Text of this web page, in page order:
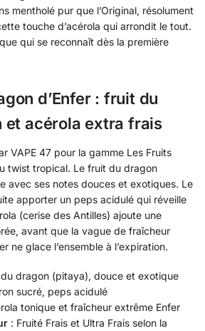
mentholé pur que l’Original, résolument
touche d’acérola qui arrondit le tout.
qui se reconnaît dès la première
d’Enfer : fruit du
et acérola extra frais
VAPE 47 pour la gamme Les Fruits
twist tropical. Le fruit du dragon
avec ses notes douces et exotiques. Le
apporter un peps acidulé qui réveille
(cerise des Antilles) ajoute une
avant que la vague de fraîcheur
ne glace l’ensemble à l’expiration.
dragon (pitaya), douce et exotique
sucré, peps acidulé
tonique et fraîcheur extrême Enfer
: Fruité Frais et Ultra Frais selon la